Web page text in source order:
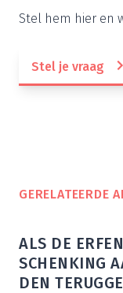
Stel hem hier en
Stel je vraag
GERE­LA­TEER­DE
ALS DE
SCHEN­KING
DEN